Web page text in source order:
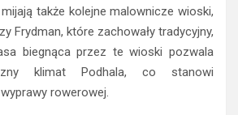
także kolejne malownicze wioski,
Frydman, które zachowały tradycyjny,
biegnąca przez te wioski pozwala
klimat Podhala, co stanowi
rowerowej.